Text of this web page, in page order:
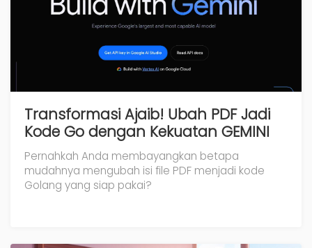
Transformasi Ajaib! Ubah PDF Jadi
Kode Go dengan Kekuatan GEMINI
Pernahkah Anda membayangkan betapa
mudahnya mengubah isi file PDF menjadi kode
Golang yang siap pakai?